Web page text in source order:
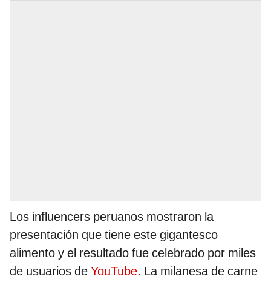
Los influencers peruanos mostraron la
presentación que tiene este gigantesco
alimento y el resultado fue celebrado por miles
de usuarios de YouTube. La milanesa de carne